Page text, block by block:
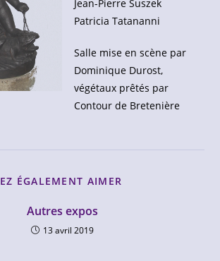
Jean-Pierre Suszek
Patricia Tatananni
Salle mise en scène par
Dominique Durost,
végétaux prêtés par
Contour de Bretenière
ÉGALEMENT AIMER
Autres expos
13 avril 2019